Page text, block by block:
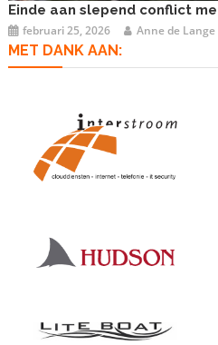
Einde aan slepend conflict
februari 25, 2026 Anne de Lange
MET DANK AAN: